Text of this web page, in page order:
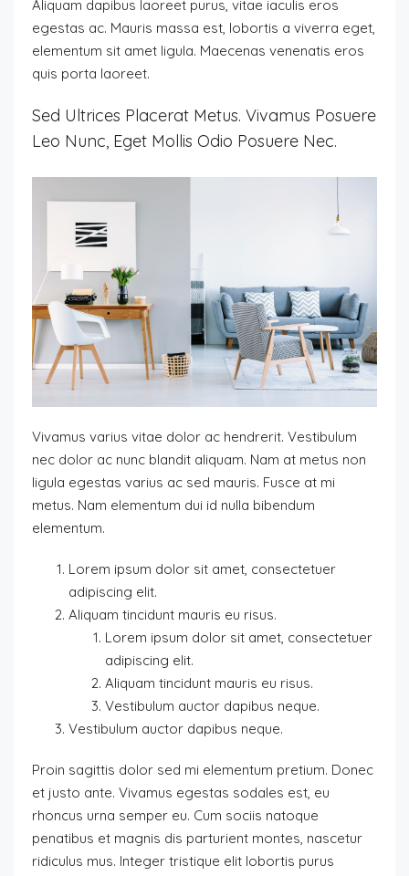
Aliquam dapibus laoreet purus, vitae iaculis eros
egestas ac. Mauris massa est, lobortis a viverra eget,
elementum sit amet ligula. Maecenas venenatis eros
quis porta laoreet.
Sed Ultrices Placerat Metus. Vivamus Posuere
Leo Nunc, Eget Mollis Odio Posuere Nec.
Vivamus varius vitae dolor ac hendrerit. Vestibulum
nec dolor ac nunc blandit aliquam. Nam at metus non
ligula egestas varius ac sed mauris. Fusce at mi
metus. Nam elementum dui id nulla bibendum
elementum.
Lorem ipsum dolor sit amet, consectetuer
adipiscing elit.
Aliquam tincidunt mauris eu risus.
Lorem ipsum dolor sit amet, consectetuer
adipiscing elit.
Aliquam tincidunt mauris eu risus.
Vestibulum auctor dapibus neque.
Vestibulum auctor dapibus neque.
Proin sagittis dolor sed mi elementum pretium. Donec
et justo ante. Vivamus egestas sodales est, eu
rhoncus urna semper eu. Cum sociis natoque
penatibus et magnis dis parturient montes, nascetur
ridiculus mus. Integer tristique elit lobortis purus